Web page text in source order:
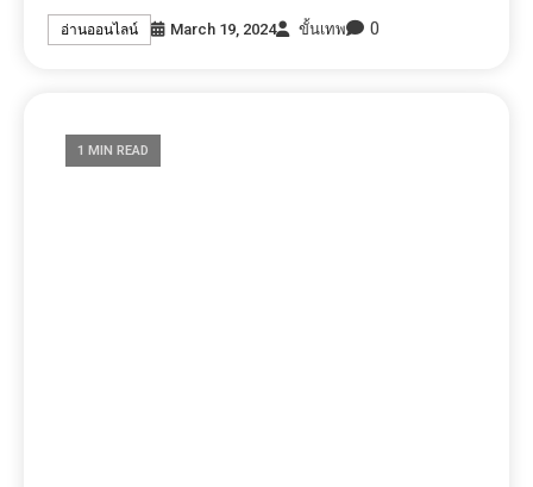
อ่านออนไลน์ March 19, 2024 ขั้นเทพ 0
1 MIN READ